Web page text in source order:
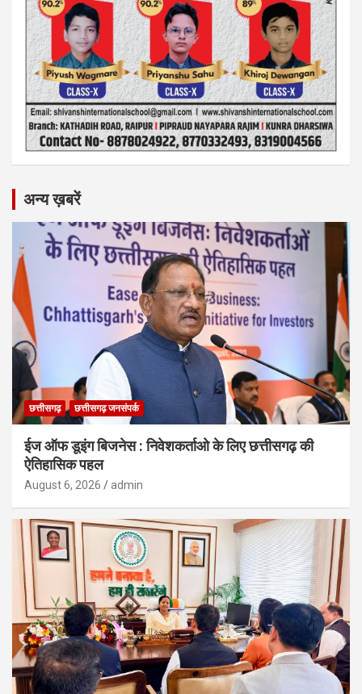
अन्य ख़बरें
छत्तीसगढ़ छत्तीसगढ़ जनसंपर्क
ईज ऑफ डूइंग बिजनेस : निवेशकर्ताओ के लिए छत्तीसगढ़ की
ऐतिहासिक पहल
August 6, 2026 admin